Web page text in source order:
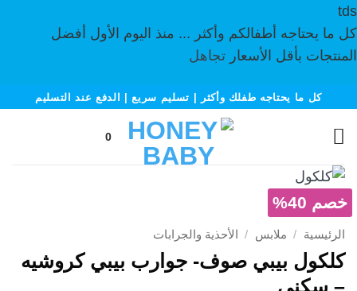
tds
كل ما يحتاجه أطفالكم وأكثر ... منذ اليوم الأول أفضل
المنتجات بأقل الأسعار تجاهل
تخطيكل ما يحتاجه طفلك وأكثر | تسليم سريع | الدفع عند التسليم
0
خصم 40%
الرئيسية / ملابس / الأحذية والجرابات
كلكول بيبي صوف- جوارب بيبي كروشيه
– سكني